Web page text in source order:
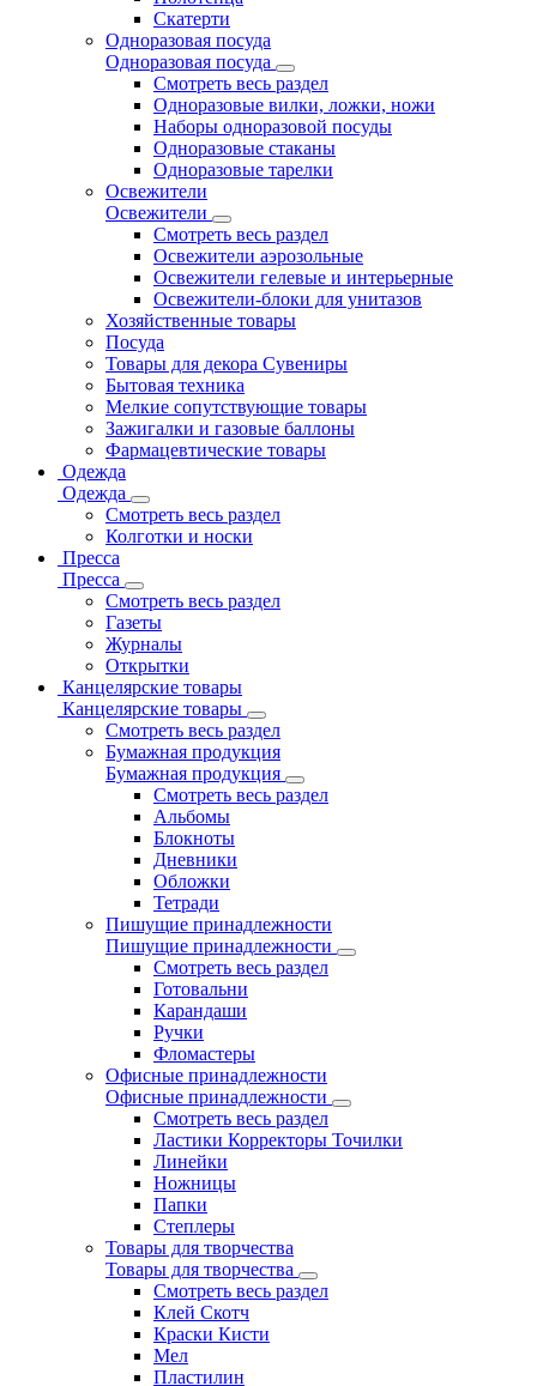
Скатерти
Одноразовая посуда
Одноразовая посуда
Смотреть весь раздел
Одноразовые вилки, ложки, ножи
Наборы одноразовой посуды
Одноразовые стаканы
Одноразовые тарелки
Освежители
Освежители
Смотреть весь раздел
Освежители аэрозольные
Освежители гелевые и интерьерные
Освежители-блоки для унитазов
Хозяйственные товары
Посуда
Товары для декора Сувениры
Бытовая техника
Мелкие сопутствующие товары
Зажигалки и газовые баллоны
Фармацевтические товары
Одежда
Одежда
Смотреть весь раздел
Колготки и носки
Пресса
Пресса
Смотреть весь раздел
Газеты
Журналы
Открытки
Канцелярские товары
Канцелярские товары
Смотреть весь раздел
Бумажная продукция
Бумажная продукция
Смотреть весь раздел
Альбомы
Блокноты
Дневники
Обложки
Тетради
Пишущие принадлежности
Пишущие принадлежности
Смотреть весь раздел
Готовальни
Карандаши
Ручки
Фломастеры
Офисные принадлежности
Офисные принадлежности
Смотреть весь раздел
Ластики Корректоры Точилки
Линейки
Ножницы
Папки
Степлеры
Товары для творчества
Товары для творчества
Смотреть весь раздел
Клей Скотч
Краски Кисти
Мел
Пластилин